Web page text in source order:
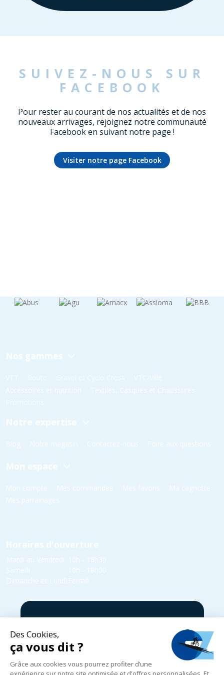
SUIVEZ-NOUS SUR
FACEBOOK
Pour rester au courant de nos actualités et de nos
nouveaux arrivages, rejoignez notre communauté
Facebook en suivant notre page !
Visiter notre page Facebook
Nos gammes
VTT Route Gravel et Cyclo Cross
VTC/Ville
Accessoires et nutrition
Textiles, Casques et Chaussures
Promotions
Notre expertise
Blog Notre magasin Contactez-nous Foire aux questions
Mon espace
Mon compte Mes commandes Mes favoris
Ma cagnotte
Mes parrainages
Horaires d'ouverture
Mardi au Vendredi
10h - 18h30
Samedi
10h - 18h00
Dimanche et Lundi Fermé
5 rue Yvonne Edmond Foinant,
03 24 52 05 87